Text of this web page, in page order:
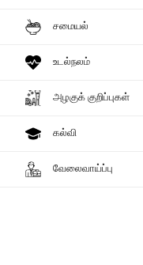
சமையல்
உடல்நலம்
அழகுக் குறிப்புகள்
கல்வி
வேலைவாய்ப்பு